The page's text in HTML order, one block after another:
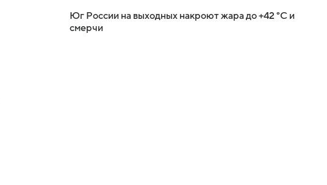
Юг России на выходных накроют жара до +42 °C и
смерчи